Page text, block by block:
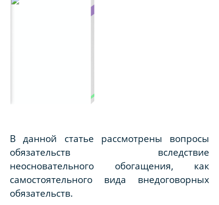
В данной статье рассмотрены вопросы
обязательств вследствие
неосновательного обогащения, как
самостоятельного вида внедоговорных
обязательств.